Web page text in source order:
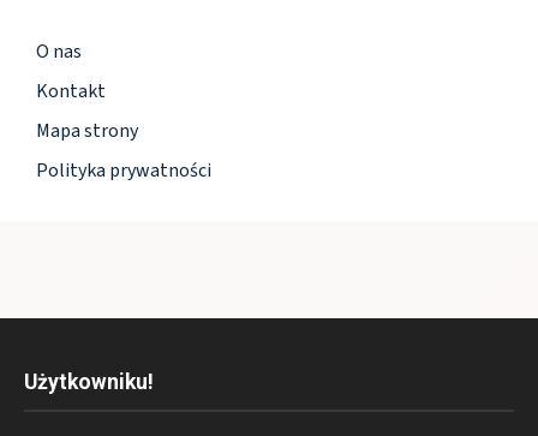
O nas
Kontakt
Mapa strony
Polityka prywatności
Użytkowniku!